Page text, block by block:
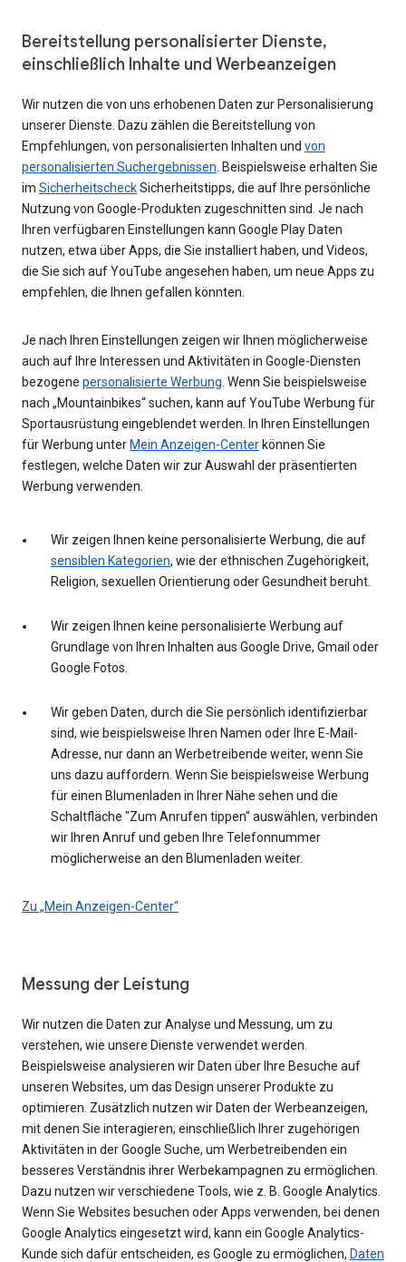
Bereitstellung personalisierter Dienste,
einschließlich Inhalte und Werbeanzeigen
Wir nutzen die von uns erhobenen Daten zur Personalisierung
unserer Dienste. Dazu zählen die Bereitstellung von
Empfehlungen, von personalisierten Inhalten und von
personalisierten Suchergebnissen . Beispielsweise erhalten Sie
im SicherheitscheckSicherheitstipps, die auf Ihre persönliche
Nutzung von Google-Produkten zugeschnitten sind. Je nach
Ihren verfügbaren Einstellungen kann Google Play Daten
nutzen, etwa über Apps, die Sie installiert haben, und Videos,
die Sie sich auf YouTube angesehen haben, um neue Apps zu
empfehlen, die Ihnen gefallen könnten.
Je nach Ihren Einstellungen zeigen wir Ihnen möglicherweise
auch auf Ihre Interessen und Aktivitäten in Google-Diensten
bezogene personalisierte Werbung . Wenn Sie beispielsweise
nach „Mountainbikes“ suchen, kann auf YouTube Werbung für
Sportausrüstung eingeblendet werden. In Ihren Einstellungen
für Werbung unter Mein Anzeigen-Center können Sie
festlegen, welche Daten wir zur Auswahl der präsentierten
Werbung verwenden.
Wir zeigen Ihnen keine personalisierte Werbung, die auf
sensiblen Kategorien, wie der ethnischen Zugehörigkeit,
Religion, sexuellen Orientierung oder Gesundheit beruht.
Wir zeigen Ihnen keine personalisierte Werbung auf
Grundlage von Ihren Inhalten aus Google Drive, Gmail oder
Google Fotos.
Wir geben Daten, durch die Sie persönlich identifizierbar
sind, wie beispielsweise Ihren Namen oder Ihre E-Mail-
Adresse, nur dann an Werbetreibende weiter, wenn Sie
uns dazu auffordern. Wenn Sie beispielsweise Werbung
für einen Blumenladen in Ihrer Nähe sehen und die
Schaltfläche "Zum Anrufen tippen" auswählen, verbinden
wir Ihren Anruf und geben Ihre Telefonnummer
möglicherweise an den Blumenladen weiter.
Zu „Mein Anzeigen-Center“
Messung der Leistung
Wir nutzen die Daten zur Analyse und Messung, um zu
verstehen, wie unsere Dienste verwendet werden.
Beispielsweise analysieren wir Daten über Ihre Besuche auf
unseren Websites, um das Design unserer Produkte zu
optimieren. Zusätzlich nutzen wir Daten der Werbeanzeigen,
mit denen Sie interagieren, einschließlich Ihrer zugehörigen
Aktivitäten in der Google Suche, um Werbetreibenden ein
besseres Verständnis ihrer Werbekampagnen zu ermöglichen.
Dazu nutzen wir verschiedene Tools, wie z. B. Google Analytics.
Wenn Sie Websites besuchen oder Apps verwenden, bei denen
Google Analytics eingesetzt wird, kann ein Google Analytics-
Kunde sich dafür entscheiden, es Google zu ermöglichen, Daten